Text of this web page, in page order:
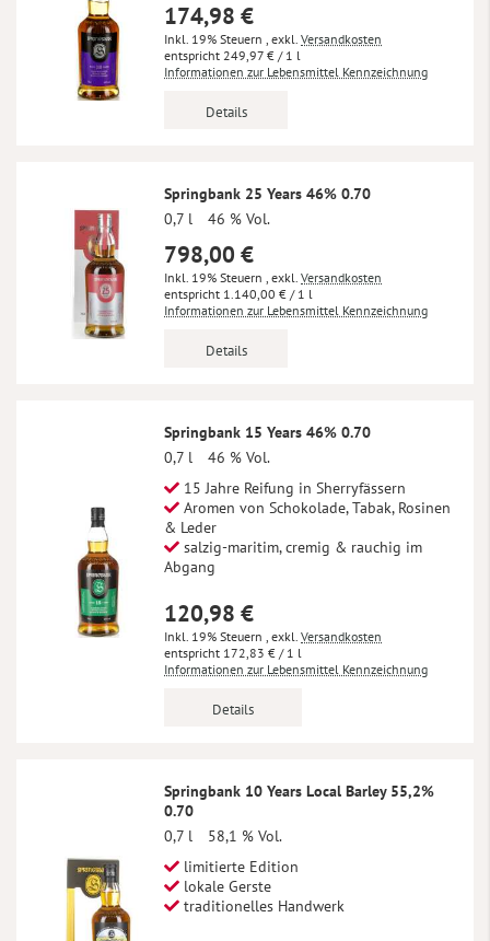
174,98 €
Inkl. 19% Steuern , exkl. Versandkosten
249,97 € / 1 l
Informationen zur Lebensmittel Kennzeichnung
Details
Springbank 25 Years 46% 0.70
0,7 l
46 % Vol.
798,00 €
Inkl. 19% Steuern , exkl. Versandkosten
1.140,00 € / 1 l
Informationen zur Lebensmittel Kennzeichnung
Details
Springbank 15 Years 46% 0.70
0,7 l
46 % Vol.
15 Jahre Reifung in Sherryfässern
Aromen von Schokolade, Tabak, Rosinen
& Leder
salzig-maritim, cremig & rauchig im
Abgang
120,98 €
Inkl. 19% Steuern , exkl. Versandkosten
172,83 € / 1 l
Informationen zur Lebensmittel Kennzeichnung
Details
Springbank 10 Years Local Barley 55,2%
0.70
0,7 l
58,1 % Vol.
limitierte Edition
lokale Gerste
traditionelles Handwerk